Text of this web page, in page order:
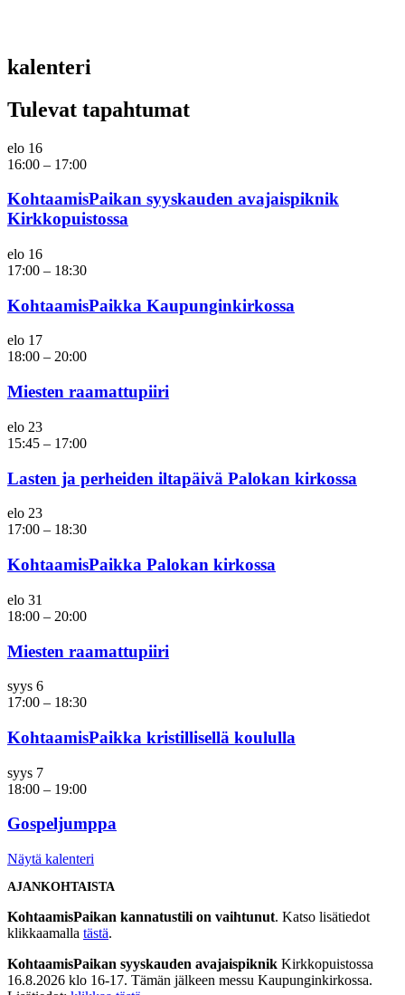
kalenteri
Tulevat tapahtumat
elo 16
16:00 – 17:00
KohtaamisPaikan syyskauden avajaispiknik
Kirkkopuistossa
elo 16
17:00 – 18:30
KohtaamisPaikka Kaupunginkirkossa
elo 17
18:00 – 20:00
Miesten raamattupiiri
elo 23
15:45 – 17:00
Lasten ja perheiden iltapäivä Palokan kirkossa
elo 23
17:00 – 18:30
KohtaamisPaikka Palokan kirkossa
elo 31
18:00 – 20:00
Miesten raamattupiiri
syys 6
17:00 – 18:30
KohtaamisPaikka kristillisellä koululla
syys 7
18:00 – 19:00
Gospeljumppa
Näytä kalenteri
AJANKOHTAISTA
KohtaamisPaikan kannatustili on vaihtunut. Katso lisätiedot
klikkaamalla tästä.
KohtaamisPaikan syyskauden avajaispiknik Kirkkopuistossa
16.8.2026 klo 16-17. Tämän jälkeen messu Kaupunginkirkossa.